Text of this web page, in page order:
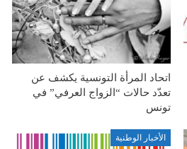
اتحاد المرأة التونسية يكشف عن
تعدّد حالات “الزواج العرفي” في
تونس
الأخبار الوطنية